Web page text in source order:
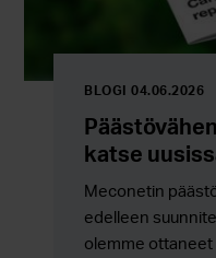
BLOGI 04.06.2026
katse
Meconetin
edelleen
olemme ottaneet